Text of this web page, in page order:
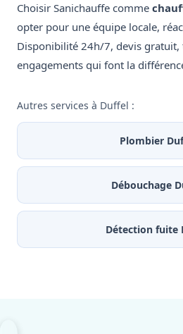
Choisir Sanichauffe comme
opter pour une équipe locale,
Disponibilité 24h/7, devis
engagements qui font la
Autres services à Duffel :
Plombier
Débouchage
Détection fuite